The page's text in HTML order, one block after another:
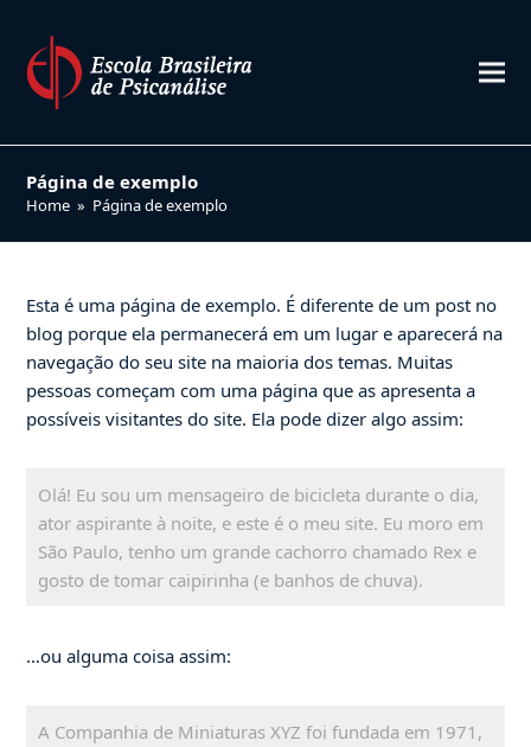
Página de exemplo
Home » Página de exemplo
Esta é uma página de exemplo. É diferente de um post no
blog porque ela permanecerá em um lugar e aparecerá na
navegação do seu site na maioria dos temas. Muitas
pessoas começam com uma página que as apresenta a
possíveis visitantes do site. Ela pode dizer algo assim:
Olá! Eu sou um mensageiro de bicicleta durante o dia,
ator aspirante à noite, e este é o meu site. Eu moro em
São Paulo, tenho um grande cachorro chamado Rex e
gosto de tomar caipirinha (e banhos de chuva).
…ou alguma coisa assim:
A Companhia de Miniaturas XYZ foi fundada em 1971,